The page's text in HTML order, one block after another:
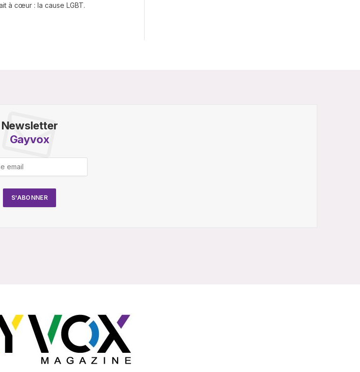
à cœur : la cause LGBT.
Newsletter
Gayvox